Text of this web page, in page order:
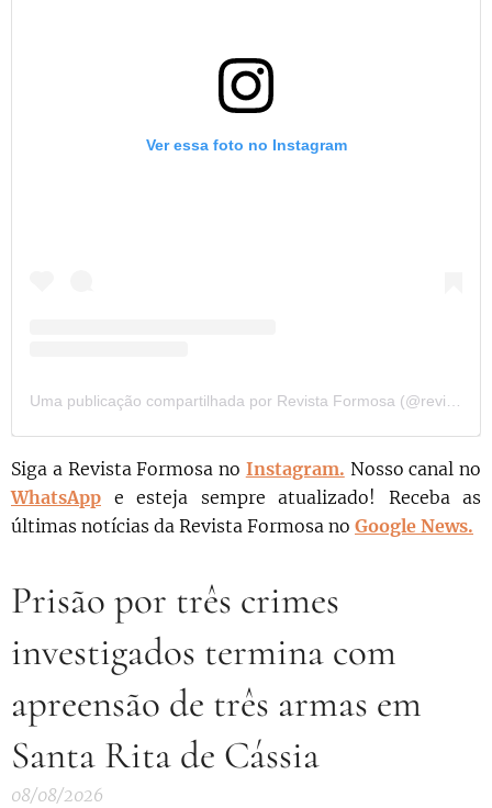
Ver essa foto no Instagram
Siga a Revista Formosa no Instagram. Nosso canal no
WhatsApp e esteja sempre atualizado! Receba as
últimas notícias da Revista Formosa no Google News.
Prisão por três crimes
investigados termina com
apreensão de três armas em
Santa Rita de Cássia
08/08/2026